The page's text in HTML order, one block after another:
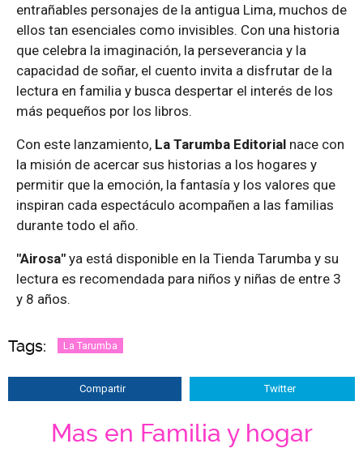
entrañables personajes de la antigua Lima, muchos de
ellos tan esenciales como invisibles. Con una historia
que celebra la imaginación, la perseverancia y la
capacidad de soñar, el cuento invita a disfrutar de la
lectura en familia y busca despertar el interés de los
más pequeños por los libros.
Con este lanzamiento, La Tarumba Editorial nace con
la misión de acercar sus historias a los hogares y
permitir que la emoción, la fantasía y los valores que
inspiran cada espectáculo acompañen a las familias
durante todo el año.
"Airosa" ya está disponible en la Tienda Tarumba y su
lectura es recomendada para niños y niñas de entre 3
y 8 años.
Tags: La Tarumba
Compartir Twitter
Mas en Familia y hogar